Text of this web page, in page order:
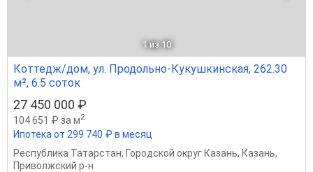
1 из 10
Коттедж/дом, ул. Продольно-Кукушкинская, 262.30
м², 6.5 соток
27 450 000 ₽
104 651 ₽ за м2
Ипотека от 299 740 ₽ в месяц
Республика Татарстан, Городской округ Казань, Казань,
Приволжский р-н